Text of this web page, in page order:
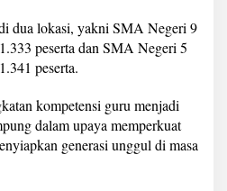
dua lokasi, yakni SMA Negeri 9
peserta dan SMA Negeri 5
peserta.
kompetensi guru menjadi
dalam upaya memperkuat
generasi unggul di masa